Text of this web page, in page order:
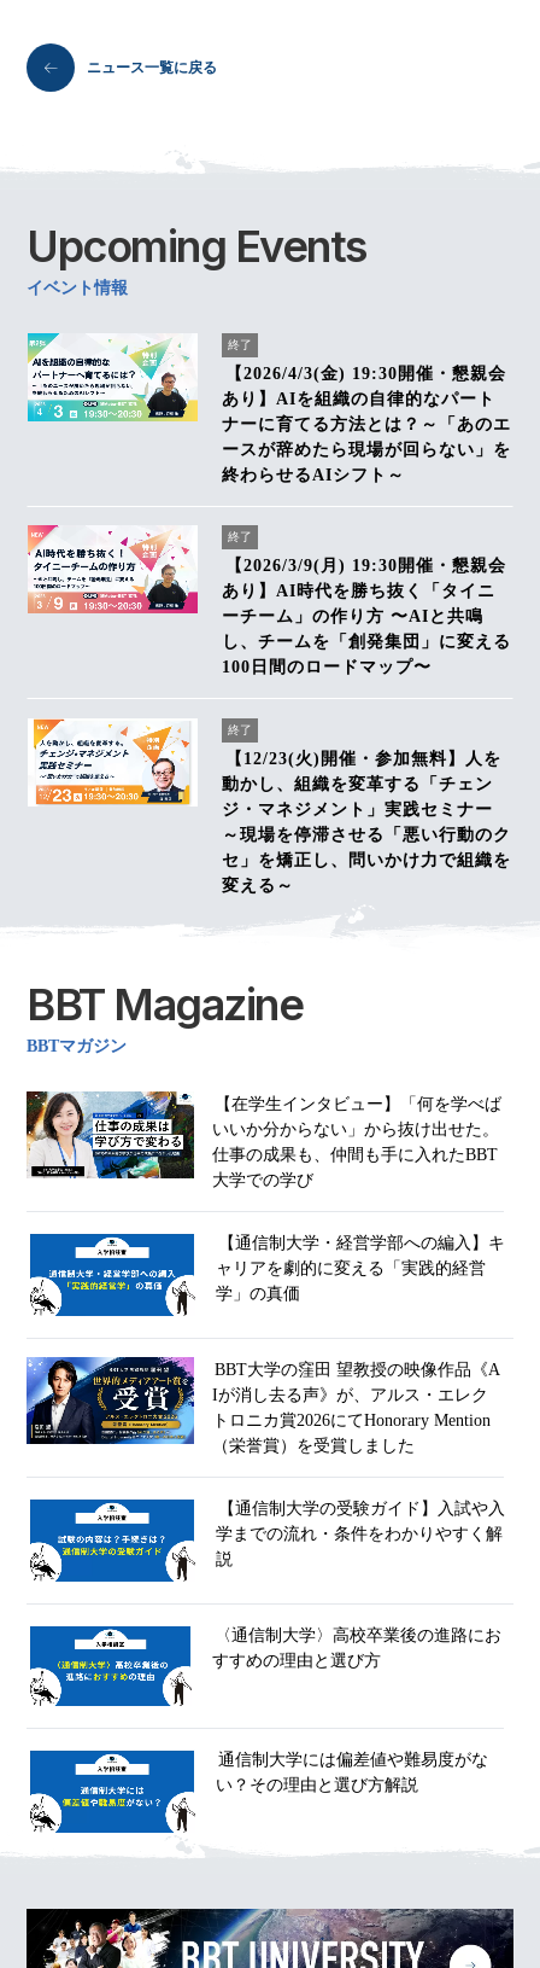
ニュース一覧に戻る
Upcoming Events
イベント情報
終了
【2026/4/3(金) 19:30開催・懇親会
あり】AIを組織の自律的なパート
ナーに育てる方法とは？～「あのエ
ースが辞めたら現場が回らない」を
終わらせるAIシフト～
終了
【2026/3/9(月) 19:30開催・懇親会
あり】AI時代を勝ち抜く「タイニ
ーチーム」の作り方 〜AIと共鳴
し、チームを「創発集団」に変える
100日間のロードマップ〜
終了
【12/23(火)開催・参加無料】人を
動かし、組織を変革する「チェン
ジ・マネジメント」実践セミナー
～現場を停滞させる「悪い行動のク
セ」を矯正し、問いかけ力で組織を
変える～
BBT Magazine
BBTマガジン
【在学生インタビュー】「何を学べば
いいか分からない」から抜け出せた。
仕事の成果も、仲間も手に入れたBBT
大学での学び
【通信制大学・経営学部への編入】キ
ャリアを劇的に変える「実践的経営
学」の真価
BBT大学の窪田 望教授の映像作品《A
Iが消し去る声》が、アルス・エレク
トロニカ賞2026にてHonorary Mention
（栄誉賞）を受賞しました
【通信制大学の受験ガイド】入試や入
学までの流れ・条件をわかりやすく解
説
〈通信制大学〉高校卒業後の進路にお
すすめの理由と選び方
通信制大学には偏差値や難易度がな
い？その理由と選び方解説